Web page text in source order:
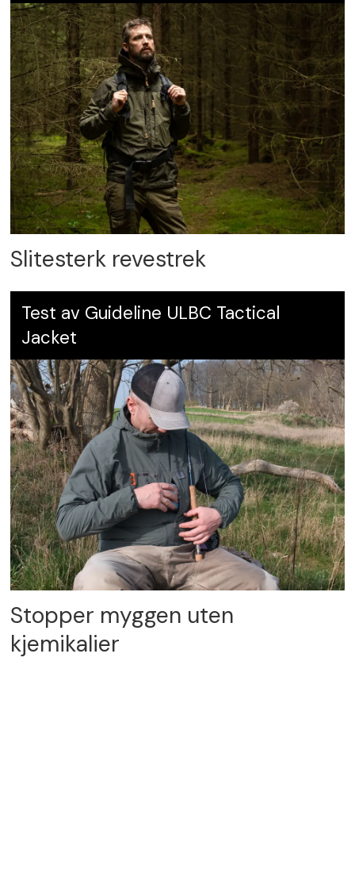
Slitesterk revestrek
Test av Guideline ULBC Tactical
Jacket
Stopper myggen uten
kjemikalier